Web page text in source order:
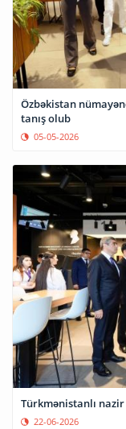
Özbəkistan
tanış olub
05-05-2026
Türkmənistanlı
22-06-2026